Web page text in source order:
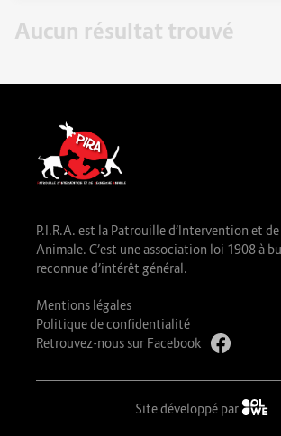
Aucun résultat trouvé
P.I.R.A. est la Patrouille d’Intervention et de
Animale. C’est une association loi 1908 à
reconnue d’intérêt général.
Mentions légales
Politique de confidentialité
Retrouvez-nous sur Facebook
Site développé par